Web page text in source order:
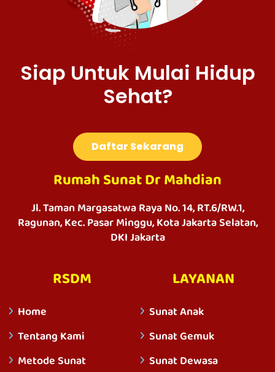
Siap Untuk Mulai Hidup
Sehat?
Daftar Sekarang
Rumah Sunat Dr Mahdian
Jl. Taman Margasatwa Raya No. 14, RT.6/RW.1,
Ragunan, Kec. Pasar Minggu, Kota Jakarta Selatan,
DKI Jakarta
RSDM
Home
Tentang Kami
Metode Sunat
LAYANAN
Sunat Anak
Sunat Gemuk
Sunat Dewasa